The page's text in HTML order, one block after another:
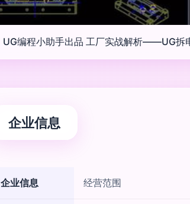
UG编程小助手出品 工厂实战解析——UG拆
企业信息
企业信息 经营范围